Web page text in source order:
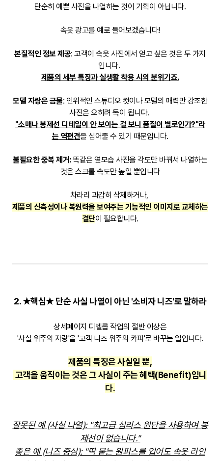
단순히 예쁜 사진을 나열하는 것이 기획이 아닙니다.
속옷 광고를 예로 들어보겠습니다!
본질적인 정보 제공: 고객이 속옷 사진에서 얻고 싶은 것은 두 가지
입니다.
제품의 세부 특징과 실생활 착용 시의 분위기죠.
모델 자랑은 금물: 인위적인 스튜디오 컷이나 모델의 매력만 강조한
사진은 오히려 독이 됩니다.
"소매나 봉제선 디테일이 안 보이는 걸 보니 품질이 별로인가?"라
는 역편견을 심어줄 수 있기 때문입니다.
불필요한 중복 제거:똑같은 옆모습 사진을 각도만 바꿔서 나열하는
것은 스크롤 속도만 높일 뿐입니다
차라리 과감히 삭제하거나,
제품의 신축성이나 복원력을 보여주는 기능적인 이미지로 교체하는
결단이 필요합니다.
2. ★핵심★ 단순 사실 나열이 아닌 '소비자 니즈'로 말하라
상세페이지 디벨롭 작업의 절반 이상은
'사실 위주의 자랑'을 '고객 니즈 위주의 카피'로 바꾸는 일입니다.
제품의 특징은 사실일 뿐,
고객을 움직이는 것은 그 사실이 주는 혜택(Benefit)입니
다.
잘못된 예 (사실 나열): "최고급 심리스 원단을 사용하여 봉
제선이 없습니다."
좋은 예 (니즈 중심): "딱 붙는 원피스를 입어도 속옷 라인